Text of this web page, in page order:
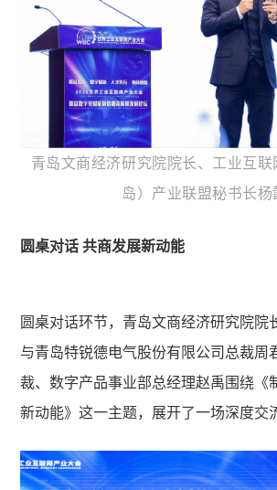
青岛文商经济研究院院长、工业互
岛）产业联盟秘书长杨
圆桌对话 共商发展新动能
圆桌对话环节，青岛文商经济研究院院
与青岛特锐德电气股份有限公司总裁周
裁、数字产品事业部总经理赵禹围绕《
新动能》这一主题，展开了一场深度交